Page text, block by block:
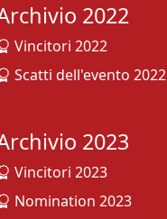
2022
Vincitori 2022
Scatti dell'evento 2022
2023
Vincitori 2023
Nomination 2023